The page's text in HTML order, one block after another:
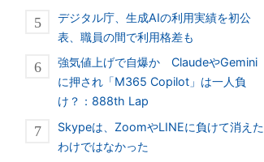
デジタル庁、生成AIの利用実績を初公
表、職員の間で利用格差も
強気値上げで自爆か ClaudeやGemini
に押され「M365 Copilot」は一人負
け？：888th Lap
Skypeは、ZoomやLINEに負けて消えた
わけではなかった